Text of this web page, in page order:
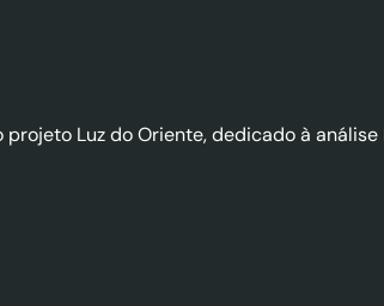
projeto Luz do Oriente, dedicado à